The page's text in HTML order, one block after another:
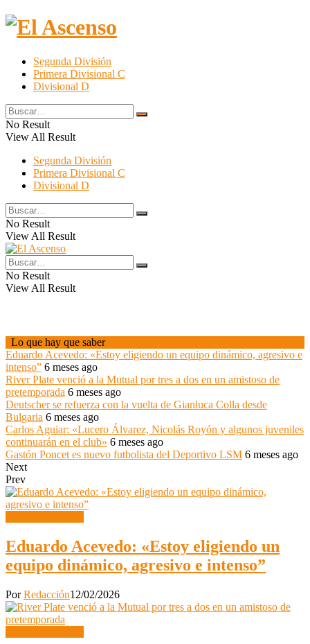
Segunda División
Primera Divisional C
Divisional D
No Result
View All Result
Segunda División
Primera Divisional C
Divisional D
No Result
View All Result
No Result
View All Result
Lo que hay que saber
Eduardo Acevedo: «Estoy eligiendo un equipo dinámico, agresivo e
intenso” 6 meses ago
River Plate venció a la Mutual por tres a dos en un amistoso de
pretemporada 6 meses ago
Deutscher se refuerza con la vuelta de Gianluca Colla desde
Bulgaria 6 meses ago
Carlos Aguiar: «Lucero Álvarez, Nicolás Royón y algunos juveniles
continuarán en el club» 6 meses ago
Gastón Poncet es nuevo futbolista del Deportivo LSM 6 meses ago
Next
Prev
Eduardo Acevedo: «Estoy eligiendo un
equipo dinámico, agresivo e intenso”
PorRedacción12/02/2026